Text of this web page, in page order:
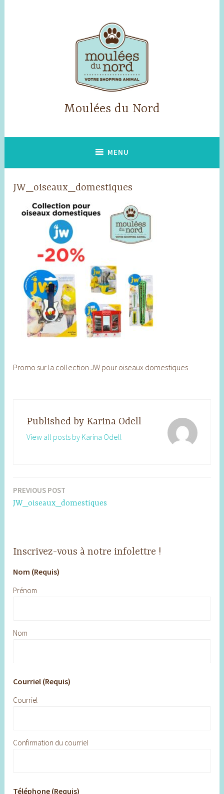
Moulées du Nord
MENU
JW_oiseaux_domestiques
Promo sur la collection JW pour oiseaux domestiques
Published by Karina Odell
View all posts by Karina Odell
Post
navigation
PREVIOUS POST
JW_oiseaux_domestiques
Inscrivez-vous à notre infolettre !
Nom (Requis)
Prénom
Nom
Courriel (Requis)
Courriel
Confirmation du courriel
Téléphone (Requis)